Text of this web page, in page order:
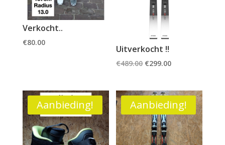
Verkocht..
€80.00
Uitverkocht !!
€489.00 Oorspronkelijke
was:
€489.00.
€299.00Huidige
is:
€299.00.
Aanbieding! Aanbieding!